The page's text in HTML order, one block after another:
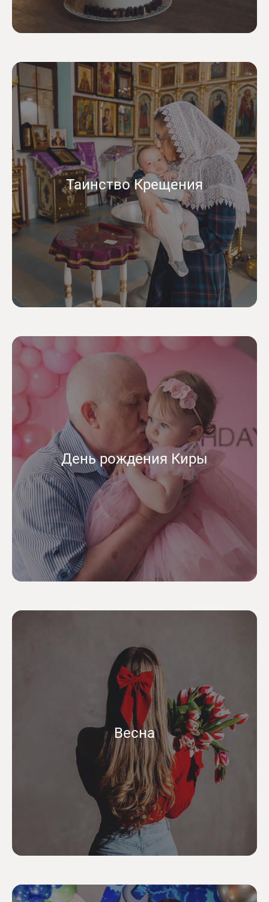
Таинство Крещения
День рождения Киры
Весна